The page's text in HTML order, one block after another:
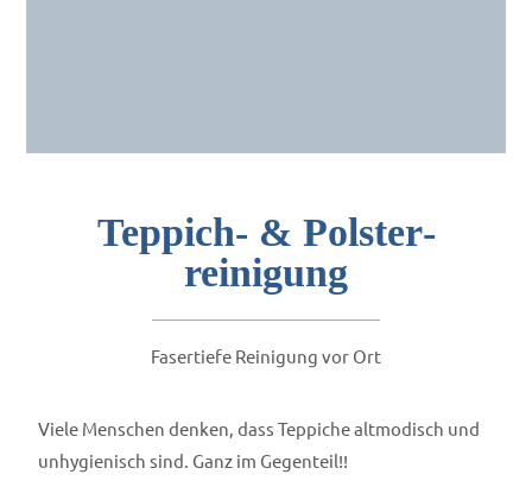
Teppich- & Polster­
reinigung
Fasertiefe Reinigung vor Ort
Viele Menschen denken, dass Teppiche altmodisch und
unhygienisch sind. Ganz im Gegenteil!!